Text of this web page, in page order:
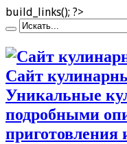
build_links(); ?>
Сайт
Уникальные
подробными